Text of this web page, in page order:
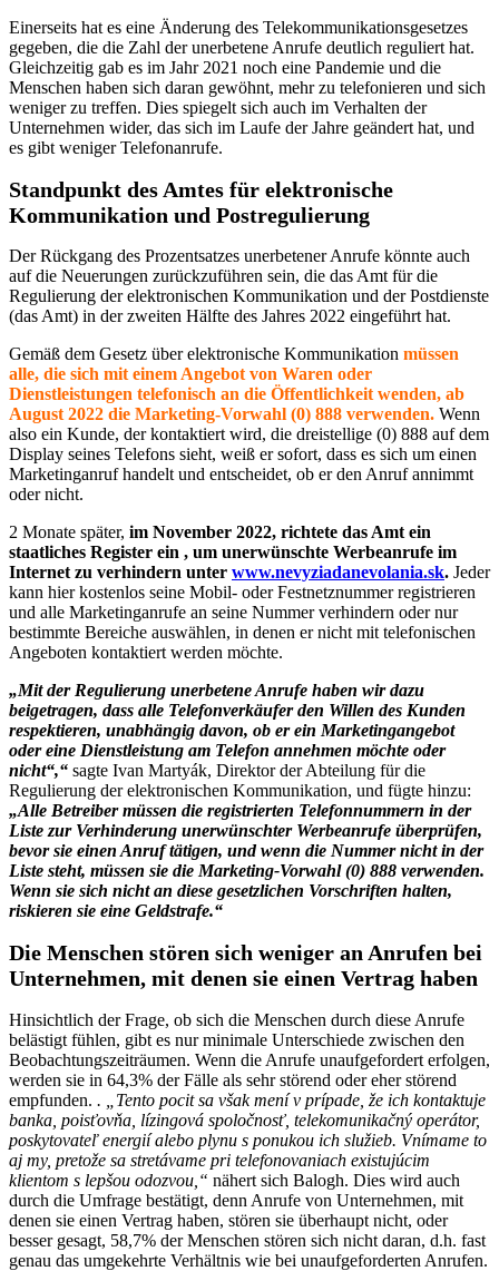
Einerseits hat es eine Änderung des Telekommunikationsgesetzes
gegeben, die die Zahl der unerbetene Anrufe deutlich reguliert hat.
Gleichzeitig gab es im Jahr 2021 noch eine Pandemie und die
Menschen haben sich daran gewöhnt, mehr zu telefonieren und sich
weniger zu treffen. Dies spiegelt sich auch im Verhalten der
Unternehmen wider, das sich im Laufe der Jahre geändert hat, und
es gibt weniger Telefonanrufe.
Standpunkt des Amtes für elektronische
Kommunikation und Postregulierung
Der Rückgang des Prozentsatzes unerbetener Anrufe könnte auch
auf die Neuerungen zurückzuführen sein, die das Amt für die
Regulierung der elektronischen Kommunikation und der Postdienste
(das Amt) in der zweiten Hälfte des Jahres 2022 eingeführt hat.
Gemäß dem Gesetz über elektronische Kommunikation müssen
alle, die sich mit einem Angebot von Waren oder
Dienstleistungen telefonisch an die Öffentlichkeit wenden, ab
August 2022 die Marketing-Vorwahl (0) 888 verwenden. Wenn
also ein Kunde, der kontaktiert wird, die dreistellige (0) 888 auf dem
Display seines Telefons sieht, weiß er sofort, dass es sich um einen
Marketinganruf handelt und entscheidet, ob er den Anruf annimmt
oder nicht.
2 Monate später, im November 2022, richtete das Amt ein
staatliches Register ein , um unerwünschte Werbeanrufe im
Internet zu verhindern unter www.nevyziadanevolania.sk. Jeder
kann hier kostenlos seine Mobil- oder Festnetznummer registrieren
und alle Marketinganrufe an seine Nummer verhindern oder nur
bestimmte Bereiche auswählen, in denen er nicht mit telefonischen
Angeboten kontaktiert werden möchte.
„Mit der Regulierung unerbetene Anrufe haben wir dazu
beigetragen, dass alle Telefonverkäufer den Willen des Kunden
respektieren, unabhängig davon, ob er ein Marketingangebot
oder eine Dienstleistung am Telefon annehmen möchte oder
nicht“,“ sagte Ivan Martyák, Direktor der Abteilung für die
Regulierung der elektronischen Kommunikation, und fügte hinzu:
„Alle Betreiber müssen die registrierten Telefonnummern in der
Liste zur Verhinderung unerwünschter Werbeanrufe überprüfen,
bevor sie einen Anruf tätigen, und wenn die Nummer nicht in der
Liste steht, müssen sie die Marketing-Vorwahl (0) 888 verwenden.
Wenn sie sich nicht an diese gesetzlichen Vorschriften halten,
riskieren sie eine Geldstrafe.“
Die Menschen stören sich weniger an Anrufen bei
Unternehmen, mit denen sie einen Vertrag haben
Hinsichtlich der Frage, ob sich die Menschen durch diese Anrufe
belästigt fühlen, gibt es nur minimale Unterschiede zwischen den
Beobachtungszeiträumen. Wenn die Anrufe unaufgefordert erfolgen,
werden sie in 64,3% der Fälle als sehr störend oder eher störend
empfunden. . „Tento pocit sa však mení v prípade, že ich kontaktuje
banka, poisťovňa, lízingová spoločnosť, telekomunikačný operátor,
poskytovateľ energií alebo plynu s ponukou ich služieb. Vnímame to
aj my, pretože sa stretávame pri telefonovaniach existujúcim
klientom s lepšou odozvou,“ nähert sich Balogh. Dies wird auch
durch die Umfrage bestätigt, denn Anrufe von Unternehmen, mit
denen sie einen Vertrag haben, stören sie überhaupt nicht, oder
besser gesagt, 58,7% der Menschen stören sich nicht daran, d.h. fast
genau das umgekehrte Verhältnis wie bei unaufgeforderten Anrufen.